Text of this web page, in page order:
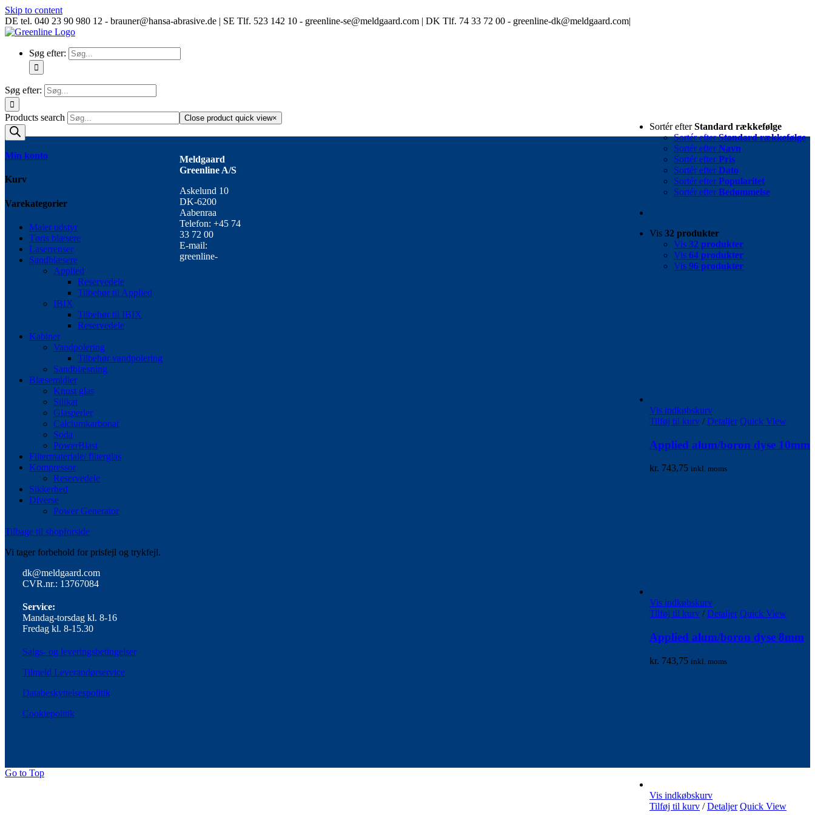
Skip to content
DE tel. 040 23 90 980 12 - brauner@hansa-abrasive.de | SE Tlf. 523 142 10 - greenline-se@meldgaard.com | DK Tlf. 74 33 72 00 - greenline-dk@meldgaard.com|
Søg efter:
Søg efter:
Sortér efterStandard rækkefølge
Sortér efterStandard rækkefølge
Sortér efter Navn
Sortér efter Pris
Sortér efter Dato
Sortér efter Popularitet
Sortér efter Bedømmelse
Vis 32 produkter
Vis 32 produkter
Vis 64 produkter
Vis 96 produkter
Vis indkøbskurv
Tilføj til kurv / Detaljer Quick View
Applied alum/boron dyse 10mm
kr. 743,75 inkl. moms
Vis indkøbskurv
Tilføj til kurv / Detaljer Quick View
Applied alum/boron dyse 8mm
kr. 743,75 inkl. moms
Vis indkøbskurv
Tilføj til kurv / Detaljer Quick View
Products search
Min konto
Kurv
Varekategorier
Maler udstyr
Tøris blæsere
Laserrenser
Sandblæsere
Applied
Reservedele
Tilbehør til Applied
IBIX
Tilbehør til IBIX
Reservedele
Kabiner
Vandpolering
Tilbehør vandpolering
Sandblæsning
Blæsemidler
Knust glas
Silikat
Glasperler
Calciumkarbonat
Soda
PowerBlast
Filtermateriale/ filterglas
Kompressor
Reservedele
Sikkerhed
Diverse
Power Generator
Tilbage til shopforside
Vi tager forbehold for prisfejl og trykfejl.
Close product quick view×
Meldgaard
Greenline A/S
Askelund 10
DK-6200
Aabenraa
Telefon: +45 74
33 72 00
E-mail:
greenline-
dk@meldgaard.com
CVR.nr.: 13767084
Service:
Mandag-torsdag kl. 8-16
Fredag kl. 8-15.30
Salgs- og leveringsbetingelser
Tilmeld Leverandørservice
Databeskyttelsespolitik
Cookiepolitik
Go to Top